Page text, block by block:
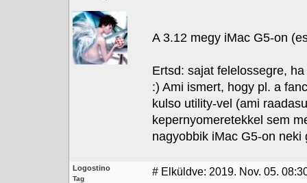
A 3.12 megy iMac G5-on
Ertsd: sajat felelossegre,
:) Ami ismert, hogy pl. a
kulso utility-vel (ami
kepernyomeretekkel sem
nagyobbik iMac G5-on neki
Logostino
Tag
# Elküldve: 2019. Nov. 05.